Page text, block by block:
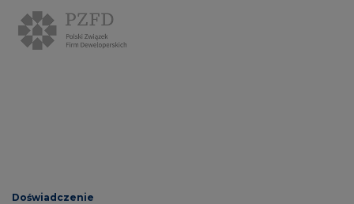
Doświadczenie